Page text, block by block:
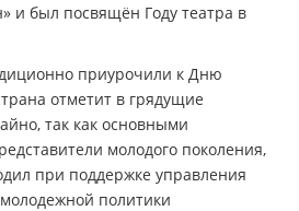
и был посвящён Году театра в
приурочили к Дню
отметит в грядущие
так как основными
молодого поколения,
при поддержке управления
политики